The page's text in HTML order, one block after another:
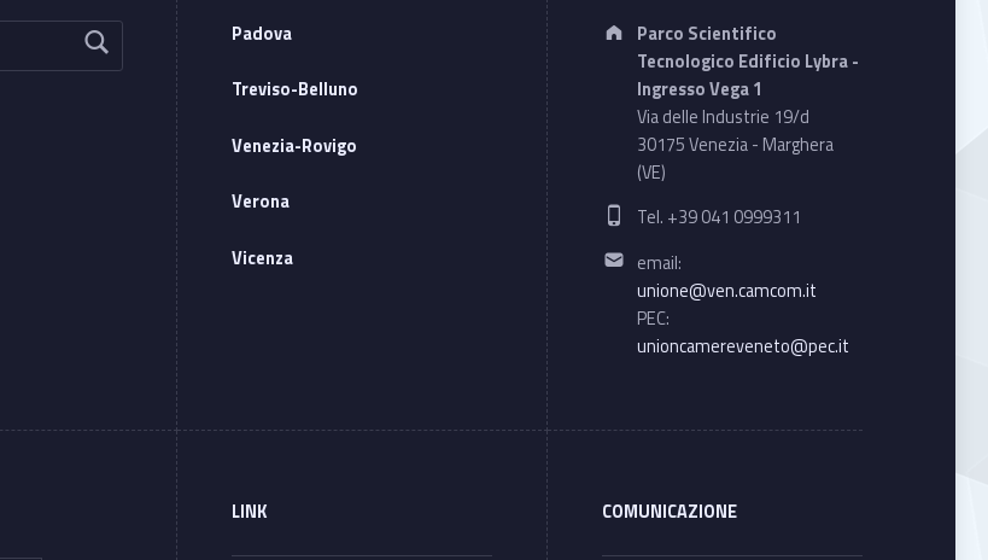
Padova
Treviso-Belluno
Venezia-Rovigo
Verona
Vicenza
Address:
Parco Scientifico
Tecnologico Edificio Lybra -
Ingresso Vega 1
Via delle Industrie 19/d
30175 Venezia - Marghera
(VE)
Phone number:
Tel. +39 041 0999311
Email address:
email:
unione@ven.camcom.it
PEC:
unioncamereveneto@pec.it
LINK COMUNICAZIONE